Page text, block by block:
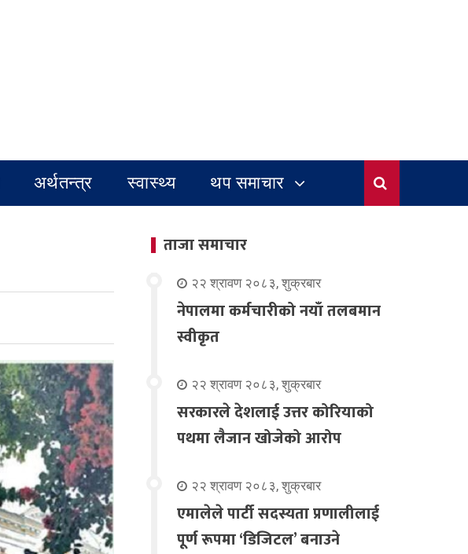
अर्थतन्त्र स्वास्थ्य थप समाचार
ताजा समाचार
२२ श्रावण २०८३, शुक्रबार
नेपालमा कर्मचारीको नयाँ तलबमान
स्वीकृत
२२ श्रावण २०८३, शुक्रबार
सरकारले देशलाई उत्तर कोरियाको
पथमा लैजान खोजेको आरोप
२२ श्रावण २०८३, शुक्रबार
एमालेले पार्टी सदस्यता प्रणालीलाई
पूर्ण रूपमा ‘डिजिटल’ बनाउने